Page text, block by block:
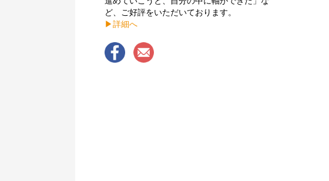
ど、ご好評をいただいております。
▶︎詳細へ